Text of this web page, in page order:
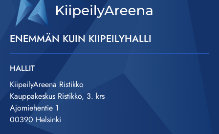
ENEMMÄN KUIN KIIPEILYHALLI
HALLIT
KiipeilyAreena Ristikko
Kauppakeskus Ristikko, 3. krs
Ajomiehentie 1
00390 Helsinki